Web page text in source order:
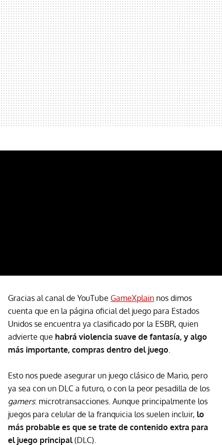
Gracias al canal de YouTube GameXplain nos dimos
cuenta que en la página oficial del juego para Estados
Unidos se encuentra ya clasificado por la ESBR, quien
advierte que habrá violencia suave de fantasía, y algo
más importante, compras dentro del juego.
Esto nos puede asegurar un juego clásico de Mario, pero
ya sea con un DLC a futuro, o con la peor pesadilla de los
gamers: microtransacciones. Aunque principalmente los
juegos para celular de la franquicia los suelen incluir, lo
más probable es que se trate de contenido extra para
el juego principal(DLC).